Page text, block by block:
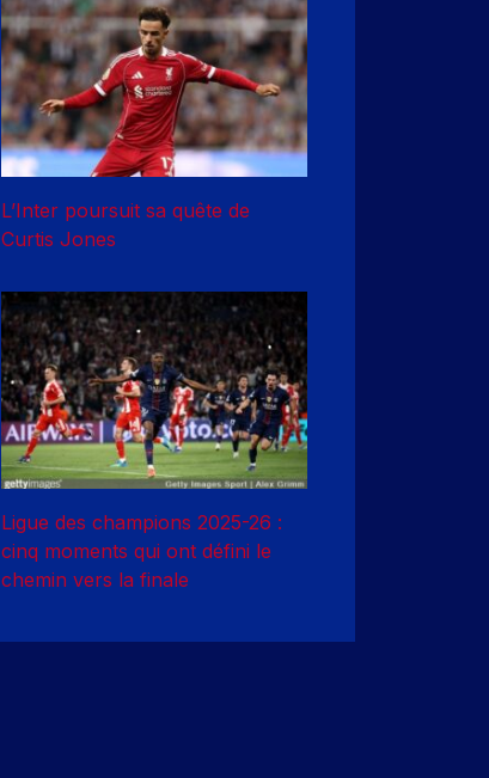
L’Inter poursuit sa quête de
Curtis Jones
Ligue des champions 2025-26 :
cinq moments qui ont défini le
chemin vers la finale